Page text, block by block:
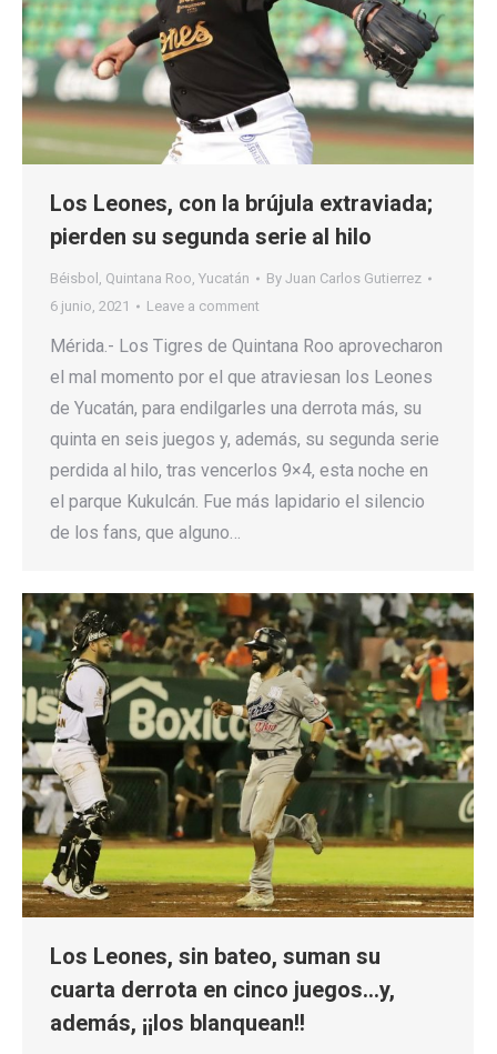
Los Leones, con la brújula extraviada;
pierden su segunda serie al hilo
Béisbol , Quintana Roo, Yucatán By Juan Carlos Gutierrez
6 junio, 2021
Leave a comment
Mérida.- Los Tigres de Quintana Roo aprovecharon
el mal momento por el que atraviesan los Leones
de Yucatán, para endilgarles una derrota más, su
quinta en seis juegos y, además, su segunda serie
perdida al hilo, tras vencerlos 9×4, esta noche en
el parque Kukulcán. Fue más lapidario el silencio
de los fans, que alguno…
Los Leones, sin bateo, suman su
cuarta derrota en cinco juegos…y,
además, ¡¡los blanquean!!